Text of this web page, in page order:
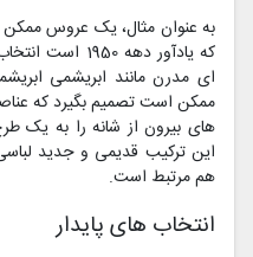
که یادآور دهه
ای مدرن مانند ابریشمی
ممکن است تصمیم بگیرد که
های بیرون از شانه را به یک
این ترکیب قدیمی و جدید
هم مرتبط است.
انتخاب های پایدار